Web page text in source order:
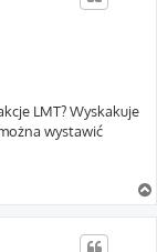
LMT? Wyskakuje
wystawić